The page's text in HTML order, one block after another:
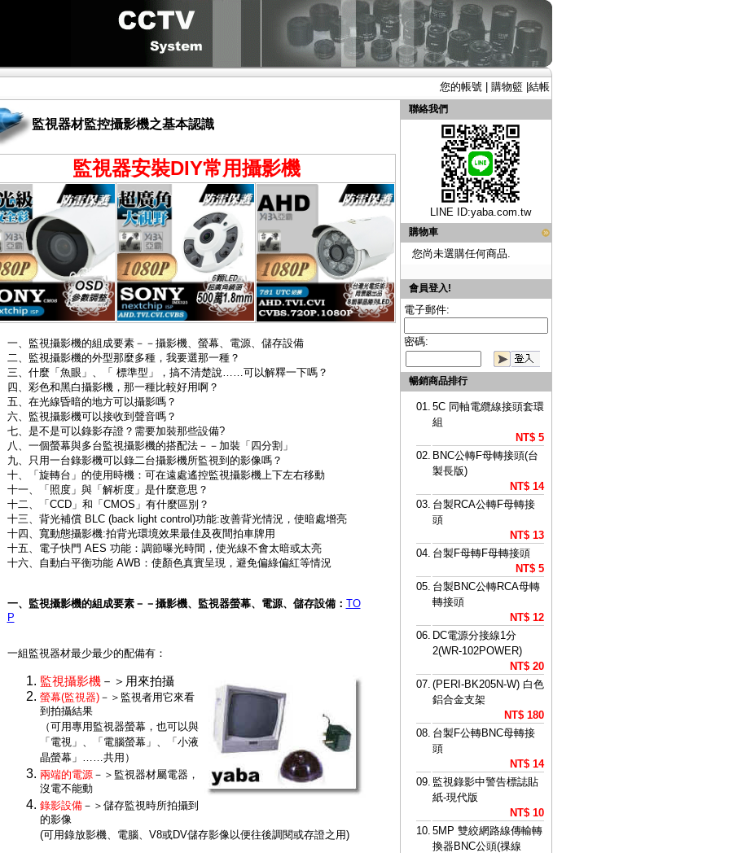
您的帳號 購物籃 結帳
監視器材監控攝影機之基本認識
監視器安裝DIY常用攝影機
一、監視攝影機的組成要素－－攝影機、螢幕、電源、儲存設備
二、監視攝影機的外型那麼多種，我要選那一種？
三、什麼「魚眼」、「 標準型」，搞不清楚說……可以解釋一下嗎？
四、彩色和黑白攝影機，那一種比較好用啊？
五、在光線昏暗的地方可以攝影嗎？
六、監視攝影機可以接收到聲音嗎？
七、是不是可以錄影存證？需要加裝那些設備?
八、一個螢幕與多台監視攝影機的搭配法－－加裝「四分割」
九、只用一台錄影機可以錄二台攝影機所監視到的影像嗎？
十、「旋轉台」的使用時機：可在遠處遙控監視攝影機上下左右移動
十一、「照度」與「解析度」是什麼意思？
十二、「CCD」和「CMOS」有什麼區別？
十三、 背光補償 BLC (back light control)功能:改善背光情況，使暗處增亮
十四、寬動態攝影機:拍背光環境效果最佳及夜間拍車牌用
十五、電子快門 AES 功能： 調節曝光時間，使光線不會太暗或太亮
十六、自動白平衡功能 AWB：使顏色真實呈現，避免偏綠偏紅等情況
一、監視攝影機的組成要素－－攝影機、監視器螢幕、電源、儲存設備： TO
P
一組監視器材最少最少的配備有：
監視攝影機－＞用來拍攝
螢幕(監視器)－＞監視者用它來看
到拍攝結果
（可用專用監視器螢幕，也可以與
「電視」、「電腦螢幕」、「小液
晶螢幕」……共用）
兩端的電源－＞監視器材屬電器，
沒電不能動
錄影設備－＞儲存監視時所拍攝到
的影像
(可用錄放影機、電腦、V8或DV儲存影像以便往後調閱或存證之用)
聯絡我們
LINE ID:yaba.com.tw
購物車
您尚未選購任何商品.
會員登入!
電子郵件:
密碼:
暢銷商品排行
01. 5C 同軸電纜線接頭套環
組
NT$ 5
02. BNC公轉F母轉接頭(台
製長版)
NT$ 14
03. 台製RCA公轉F母轉接
頭
NT$ 13
04. 台製F母轉F母轉接頭
NT$ 5
05. 台製BNC公轉RCA母轉
轉接頭
NT$ 12
06. DC電源分接線1分
2(WR-102POWER)
NT$ 20
07. (PERI-BK205N-W) 白色
鋁合金支架
NT$ 180
08. 台製F公轉BNC母轉接
頭
NT$ 14
09. 監視錄影中警告標誌貼
紙-現代版
NT$ 10
10. 5MP 雙絞網路線傳輸轉
換器BNC公頭(祼線